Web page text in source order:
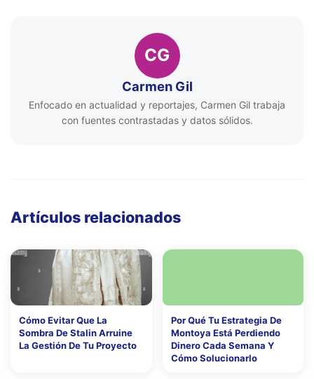
CG
Carmen Gil
Enfocado en actualidad y reportajes, Carmen Gil trabaja
con fuentes contrastadas y datos sólidos.
Artículos relacionados
Cómo Evitar Que La
Sombra De Stalin Arruine
La Gestión De Tu Proyecto
Por Qué Tu Estrategia De
Montoya Está Perdiendo
Dinero Cada Semana Y
Cómo Solucionarlo